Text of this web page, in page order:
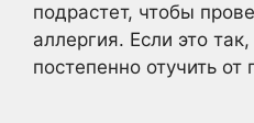
подрастет, чтобы
аллергия. Если это
постепенно отучить от